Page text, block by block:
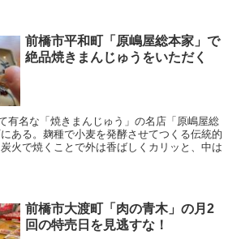
前橋市平和町「原嶋屋総本家」で
絶品焼きまんじゅうをいただく
有名な「焼きまんじゅう」の名店「原嶋屋総
ある。麹種で小麦を発酵させてつくる伝統的
火で焼くことで外は香ばしくカリッと、中は
前橋市大渡町「肉の青木」の月2
回の特売日を見逃すな！